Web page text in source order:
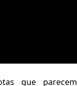
que parecem